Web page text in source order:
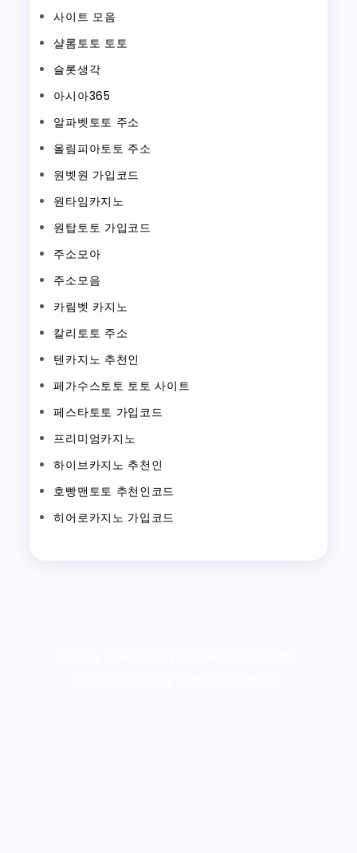
사이트 모음
샬롬토토 토토
슬롯생각
아시아365
알파벳토토 주소
올림피아토토 주소
원벳원 가입코드
원타임카지노
원탑토토 가입코드
주소모아
주소모음
카림벳 카지노
칼리토토 주소
텐카지노 추천인
페가수스토토 토토 사이트
페스타토토 가입코드
프리미엄카지노
하이브카지노 추천인
호빵맨토토 추천인코드
히어로카지노 가입코드